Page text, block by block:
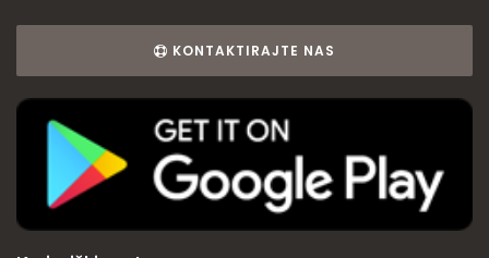
KONTAKTIRAJTE NAS